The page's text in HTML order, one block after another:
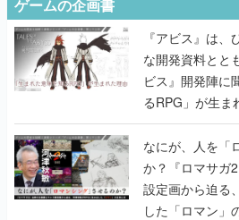
ゲームの企画書
『アビス』は
な開発資料とと
ビス』開発陣に
るRPG」が生ま
書】
なにが、人を「
か？『ロマサガ
設定画から迫る
した「ロマン」